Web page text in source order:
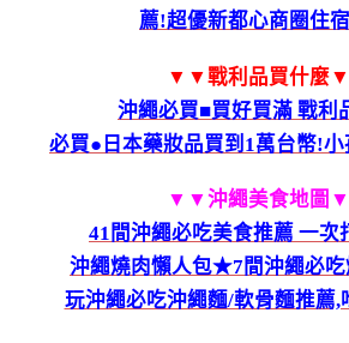
薦!超優新都心商圈住
▼▼戰利品買什麼
沖繩必買■買好買滿 戰利
必買●日本藥妝品買到1萬台幣!
▼▼沖繩美食地圖
41間沖繩必吃美食推薦 一次
沖繩燒肉懶人包★7間沖繩必吃
玩沖繩必吃沖繩麵/軟骨麵推薦,